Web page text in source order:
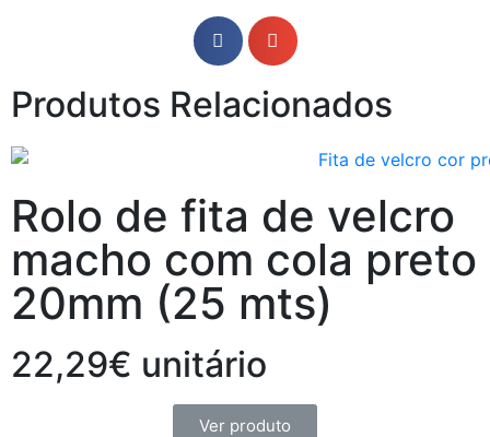
Produtos Relacionados
Rolo de fita de velcro
macho com cola preto
20mm (25 mts)
22,29€ unitário
Ver produto